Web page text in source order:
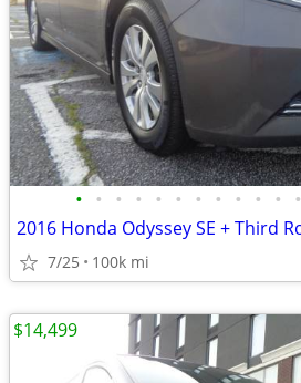
• • • • • • • • • • • •
7/25 100k mi
$14,499